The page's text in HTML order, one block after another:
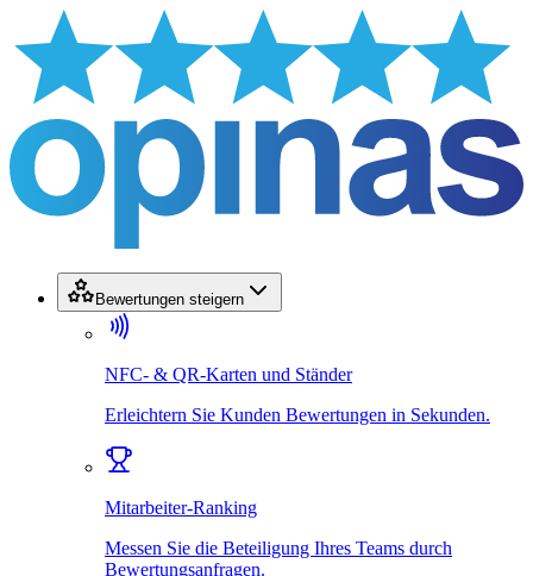
Bewertungen steigern
NFC- & QR-Karten und Ständer
Erleichtern Sie Kunden Bewertungen in Sekunden.
Mitarbeiter-Ranking
Messen Sie die Beteiligung Ihres Teams durch
Bewertungsanfragen.